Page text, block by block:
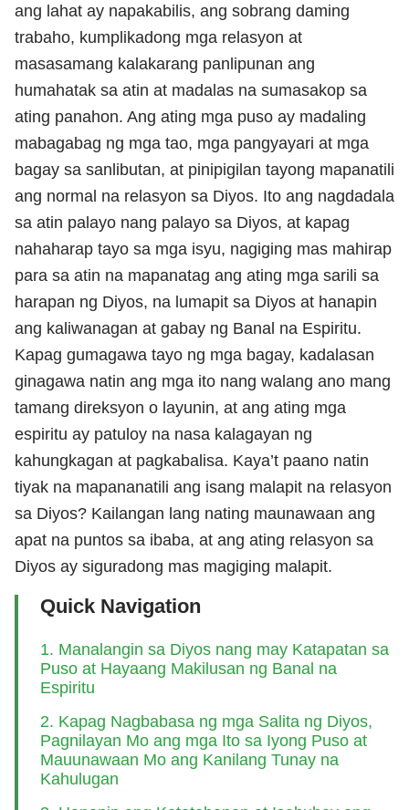
ang lahat ay napakabilis, ang sobrang daming
trabaho, kumplikadong mga relasyon at
masasamang kalakarang panlipunan ang
humahatak sa atin at madalas na sumasakop sa
ating panahon. Ang ating mga puso ay madaling
mabagabag ng mga tao, mga pangyayari at mga
bagay sa sanlibutan, at pinipigilan tayong mapanatili
ang normal na relasyon sa Diyos. Ito ang nagdadala
sa atin palayo nang palayo sa Diyos, at kapag
nahaharap tayo sa mga isyu, nagiging mas mahirap
para sa atin na mapanatag ang ating mga sarili sa
harapan ng Diyos, na lumapit sa Diyos at hanapin
ang kaliwanagan at gabay ng Banal na Espiritu.
Kapag gumagawa tayo ng mga bagay, kadalasan
ginagawa natin ang mga ito nang walang ano mang
tamang direksyon o layunin, at ang ating mga
espiritu ay patuloy na nasa kalagayan ng
kahungkagan at pagkabalisa. Kaya’t paano natin
tiyak na mapananatili ang isang malapit na relasyon
sa Diyos? Kailangan lang nating maunawaan ang
apat na puntos sa ibaba, at ang ating relasyon sa
Diyos ay siguradong mas magiging malapit.
Quick Navigation
1. Manalangin sa Diyos nang may Katapatan sa
Puso at Hayaang Makilusan ng Banal na
Espiritu
2. Kapag Nagbabasa ng mga Salita ng Diyos,
Pagnilayan Mo ang mga Ito sa Iyong Puso at
Mauunawaan Mo ang Kanilang Tunay na
Kahulugan